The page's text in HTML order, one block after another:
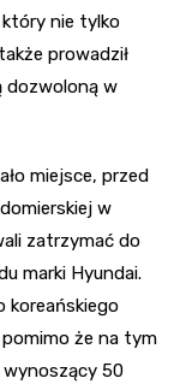
nie tylko
prowadził
dozwoloną w
miejsce, przed
w
zatrzymać do
marki Hyundai.
koreańskiego
że na tym
50